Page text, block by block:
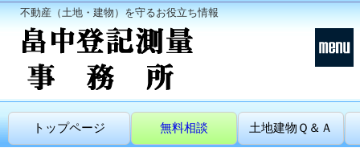
不動産（土地・建物）を守るお役立ち情報
トップページ 無料相談 土地建物Ｑ＆Ａ